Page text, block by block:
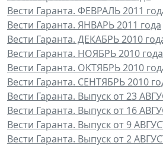
Вести Гаранта. ФЕВРАЛЬ 2011
Вести Гаранта. ЯНВАРЬ 2011 года
Вести Гаранта. ДЕКАБРЬ 2010
Вести Гаранта. НОЯБРЬ 2010 года
Вести Гаранта. ОКТЯБРЬ 2010
Вести Гаранта. СЕНТЯБРЬ 2010
Вести Гаранта. Выпуск от 23
Вести Гаранта. Выпуск от 16
Вести Гаранта. Выпуск от 9
Вести Гаранта. Выпуск от 2